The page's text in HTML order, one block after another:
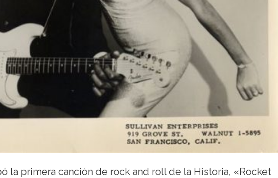
la primera canción de rock and roll de la Historia, «Rocket